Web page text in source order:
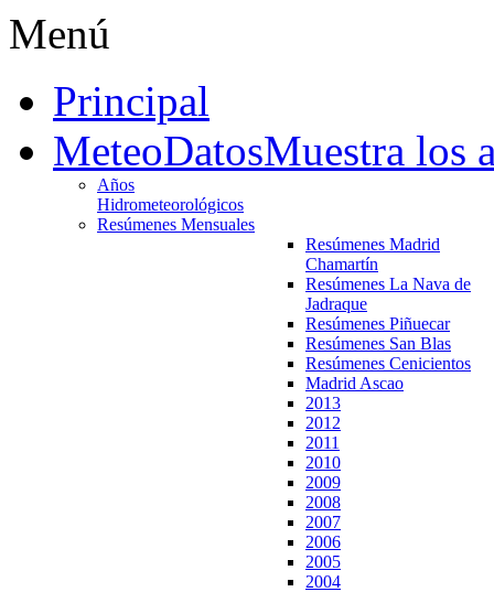
Menú
Principal
MeteoDatosMuestra los
Años
Hidrometeorológicos
Resúmenes Mensuales
Resúmenes Madrid
Chamartín
Resúmenes La Nava de
Jadraque
Resúmenes Piñuecar
Resúmenes San Blas
Resúmenes Cenicientos
Madrid Ascao
2013
2012
2011
2010
2009
2008
2007
2006
2005
2004